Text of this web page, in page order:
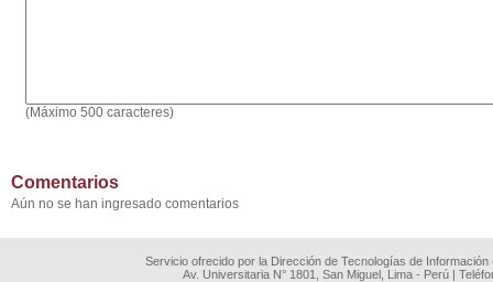
(Máximo 500 caracteres)
Comentarios
Aún no se han ingresado comentarios
Servicio ofrecido por la Dirección de Tecnologías de
Av. Universitaria N° 1801, San Miguel, Lima - Perú |